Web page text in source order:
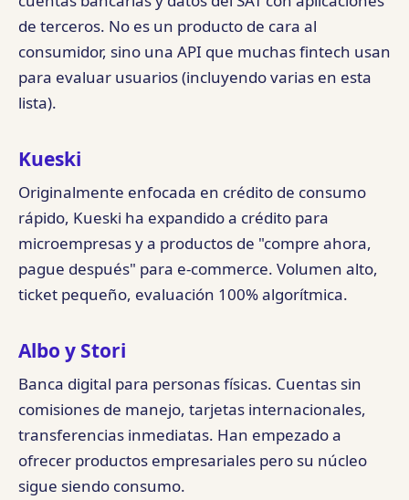
de terceros. No es un producto de cara al
consumidor, sino una API que muchas fintech usan
para evaluar usuarios (incluyendo varias en esta
lista).
Kueski
Originalmente enfocada en crédito de consumo
rápido, Kueski ha expandido a crédito para
microempresas y a productos de "compre ahora,
pague después" para e-commerce. Volumen alto,
ticket pequeño, evaluación 100% algorítmica.
Albo y Stori
Banca digital para personas físicas. Cuentas sin
comisiones de manejo, tarjetas internacionales,
transferencias inmediatas. Han empezado a
ofrecer productos empresariales pero su núcleo
sigue siendo consumo.